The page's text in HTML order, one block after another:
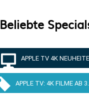
Beliebte
APPLE TV 4K
APPLE TV: 4K FILME AB